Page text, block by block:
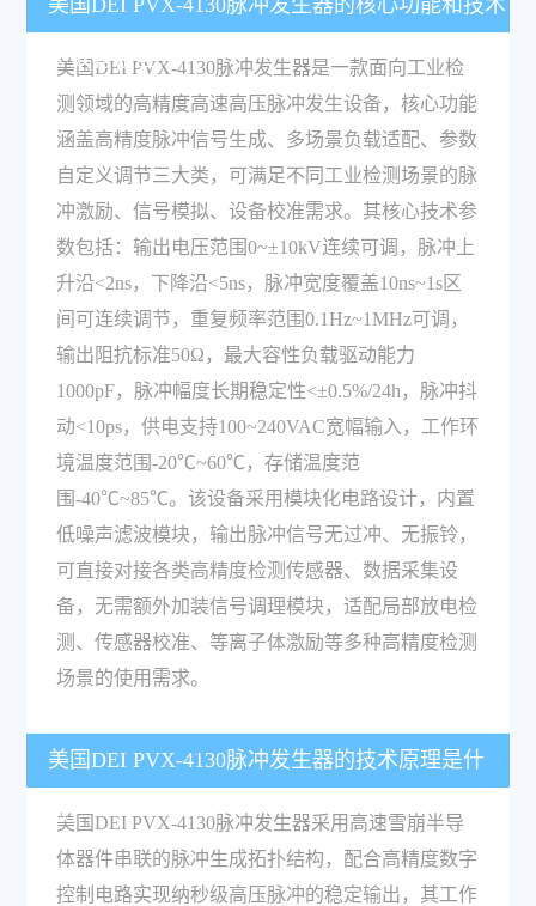
美国DEI PVX-4130脉冲发生器的核心功能和技术
参数有哪些？
美国DEI PVX-4130脉冲发生器是一款面向工业检
测领域的高精度高速高压脉冲发生设备，核心功能
涵盖高精度脉冲信号生成、多场景负载适配、参数
自定义调节三大类，可满足不同工业检测场景的脉
冲激励、信号模拟、设备校准需求。其核心技术参
数包括：输出电压范围0~±10kV连续可调，脉冲上
升沿<2ns，下降沿<5ns，脉冲宽度覆盖10ns~1s区
间可连续调节，重复频率范围0.1Hz~1MHz可调，
输出阻抗标准50Ω，最大容性负载驱动能力
1000pF，脉冲幅度长期稳定性<±0.5%/24h，脉冲抖
动<10ps，供电支持100~240VAC宽幅输入，工作环
境温度范围-20℃~60℃，存储温度范
围-40℃~85℃。该设备采用模块化电路设计，内置
低噪声滤波模块，输出脉冲信号无过冲、无振铃，
可直接对接各类高精度检测传感器、数据采集设
备，无需额外加装信号调理模块，适配局部放电检
测、传感器校准、等离子体激励等多种高精度检测
场景的使用需求。
美国DEI PVX-4130脉冲发生器的技术原理是什
么？
美国DEI PVX-4130脉冲发生器采用高速雪崩半导
体器件串联的脉冲生成拓扑结构，配合高精度数字
控制电路实现纳秒级高压脉冲的稳定输出，其工作